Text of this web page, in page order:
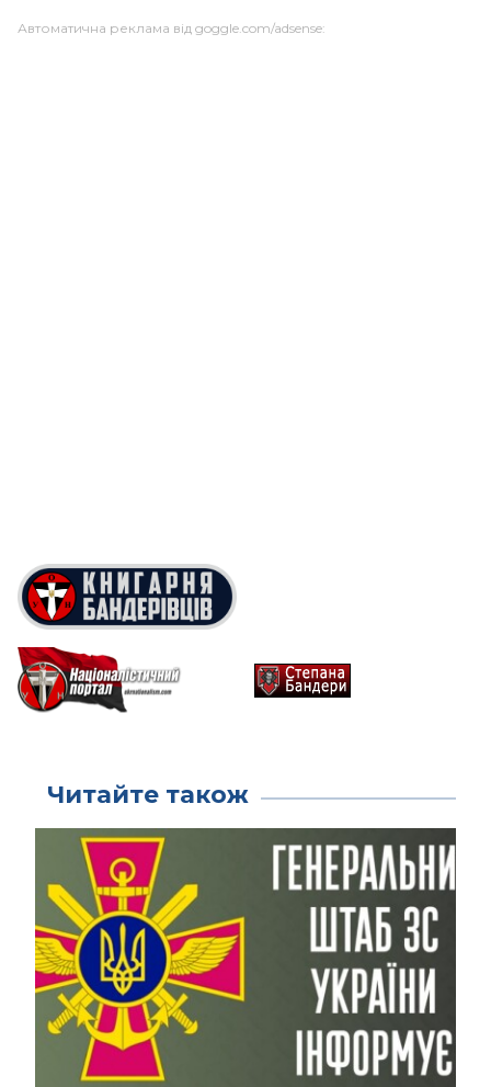
Автоматична реклама від goggle.com/adsense:
Читайте також